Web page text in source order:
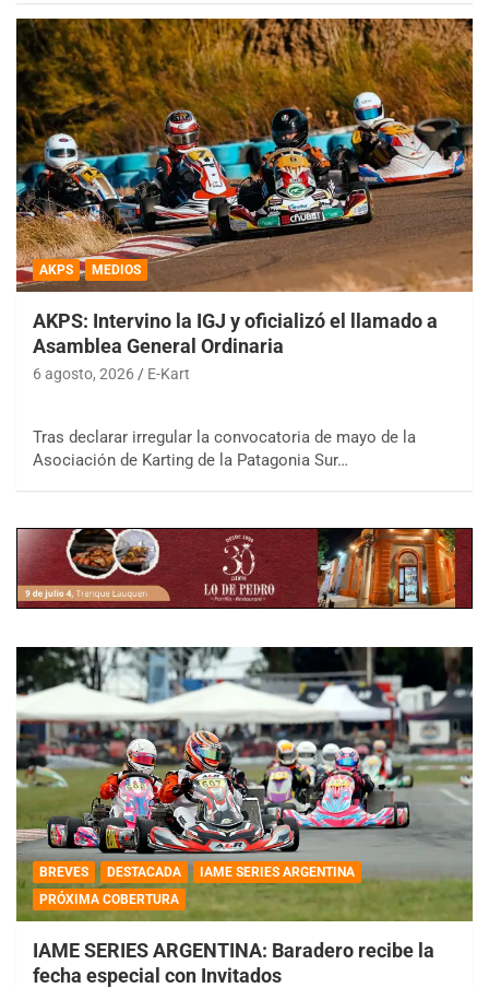
AKPS MEDIOS
AKPS: Intervino la IGJ y oficializó el llamado a
Asamblea General Ordinaria
6 agosto, 2026 E-Kart
Tras declarar irregular la convocatoria de mayo de la
Asociación de Karting de la Patagonia Sur…
BREVES DESTACADA
IAME SERIES ARGENTINA
PRÓXIMA COBERTURA
IAME SERIES ARGENTINA: Baradero recibe la
fecha especial con Invitados